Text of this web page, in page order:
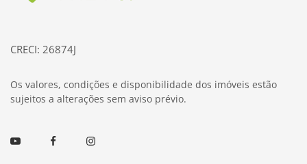
CRECI: 26874J
Os valores, condições e disponibilidade dos imóveis estão
sujeitos a alterações sem aviso prévio.
Youtube FacebookInstagram